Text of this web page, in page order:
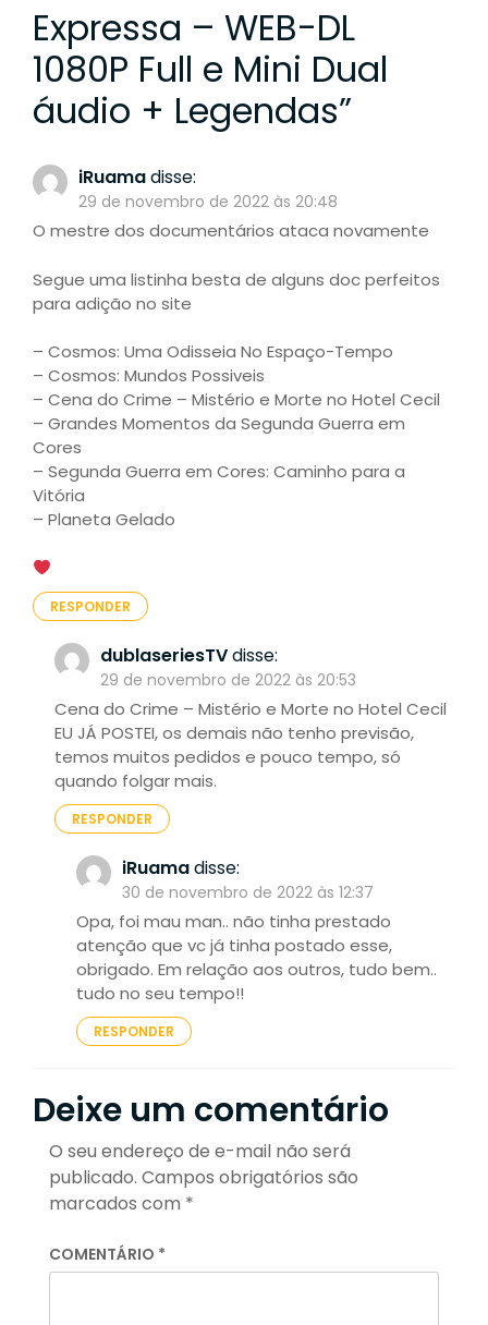
Expressa – WEB-DL
1080P Full e Mini Dual
áudio + Legendas”
iRuamadisse:
29 de novembro de 2022 às 20:48
O mestre dos documentários ataca novamente
Segue uma listinha besta de alguns doc perfeitos
para adição no site
– Cosmos: Uma Odisseia No Espaço-Tempo
– Cosmos: Mundos Possiveis
– Cena do Crime – Mistério e Morte no Hotel Cecil
– Grandes Momentos da Segunda Guerra em
Cores
– Segunda Guerra em Cores: Caminho para a
Vitória
– Planeta Gelado
RESPONDER
dublaseriesTVdisse:
29 de novembro de 2022 às 20:53
Cena do Crime – Mistério e Morte no Hotel Cecil
EU JÁ POSTEI, os demais não tenho previsão,
temos muitos pedidos e pouco tempo, só
quando folgar mais.
RESPONDER
iRuamadisse:
30 de novembro de 2022 às 12:37
Opa, foi mau man.. não tinha prestado
atenção que vc já tinha postado esse,
obrigado. Em relação aos outros, tudo bem..
tudo no seu tempo!!
RESPONDER
Deixe um comentário
O seu endereço de e-mail não será
publicado. Campos obrigatórios são
marcados com *
COMENTÁRIO *